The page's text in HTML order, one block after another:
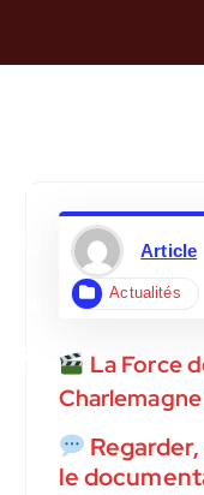
Article
Actualités
La Force
le